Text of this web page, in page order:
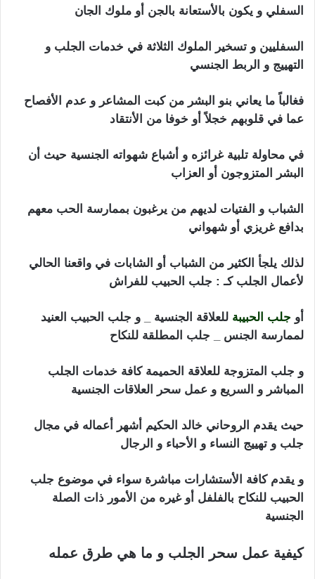
السفلي و يكون بالأستعانة بالجن أو ملوك الجان
السفليين و تسخير الملوك الثلاثة في خدمات الجلب و
التهييج و الربط الجنسي
فغالباً ما يعاني بنو البشر من كبت المشاعر و عدم الأفصاح
عما في قلوبهم خجلاً أو خوفا من الأنتقاد
في محاولة تلبية غرائزه و أشباع شهواته الجنسية حيث أن
البشر المتزوجون أو العزاب
الشباب و الفتيات لديهم من يرغبون بممارسة الحب معهم
بدافع غريزي أو شهواني
لذلك يلجأ الكثير من الشباب أو الشابات في واقعنا الحالي
لأعمال الجلب كـ : جلب الحبيب للفراش
أو جلب الحبيبة للعلاقة الجنسية _ و جلب الحبيب العنيد
لممارسة الجنس _ جلب المطلقة للنكاح
و جلب المتزوجة للعلاقة الحميمة كافة خدمات الجلب
المباشر و السريع و عمل سحر العلاقات الجنسية
حيث يقدم الروحاني خالد الحكيم أشهر أعماله في مجال
جلب و تهييج النساء و الأحباء و الرجال
و يقدم كافة الأستشارات مباشرة سواء في موضوع جلب
الحبيب للنكاح بالفلفل أو غيره من الأمور ذات الصلة
الجنسية
كيفية عمل سحر الجلب و ما هي طرق عمله